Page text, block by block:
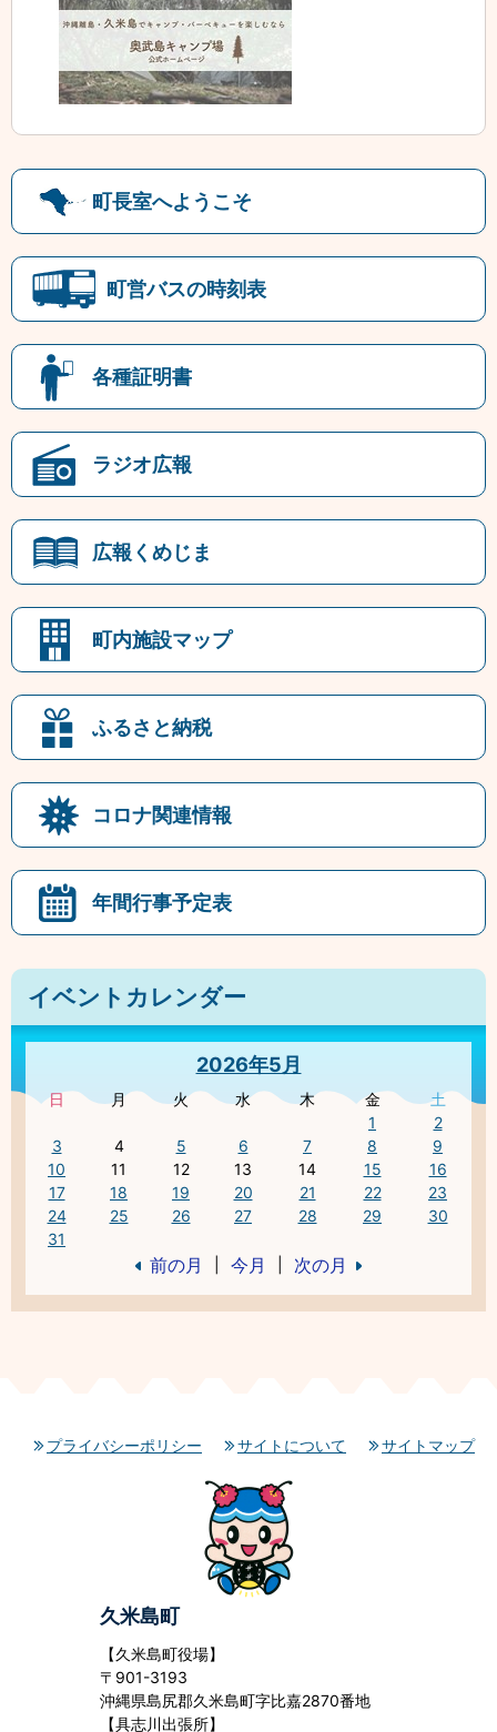
町長室へようこそ
町営バスの時刻表
各種証明書
ラジオ広報
広報くめじま
町内施設マップ
ふるさと納税
コロナ関連情報
年間行事予定表
イベントカレンダー
2026年5月
日 月 火 水 木 金
土
1
2
3
4 5 6 7 8
9
10
11 12 13 14 15
16
17
18 19 20 21 22
23
24
25 26 27 28 29
30
31
前の月 今月 次の月
プライバシーポリシー サイトについて サイトマップ
久米島町
【久米島町役場】
〒901-3193
沖縄県島尻郡久米島町字比嘉2870番地
【具志川出張所】